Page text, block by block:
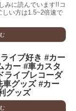
みに読んでいます!!コ
い方は1.5~2倍速で
イブ好き #カー
カー #車カスタ
ライブレコーダ
車グッズ #カー
グッズ